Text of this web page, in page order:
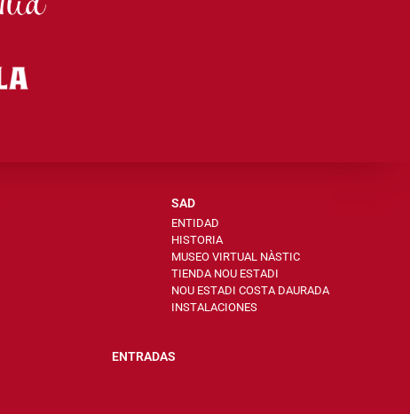
SAD
ENTIDAD
HISTORIA
MUSEO VIRTUAL NÀSTIC
TIENDA NOU ESTADI
NOU ESTADI COSTA DAURADA
INSTALACIONES
ENTRADAS